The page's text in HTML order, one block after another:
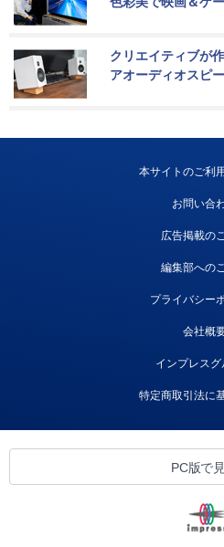
クリエイティブが
アオーディオスピ
本サイトのご利
お問い合
広告掲載の
編集部への
プライバシー
会社概
インプレスグ
特定商取引法に
PC版で